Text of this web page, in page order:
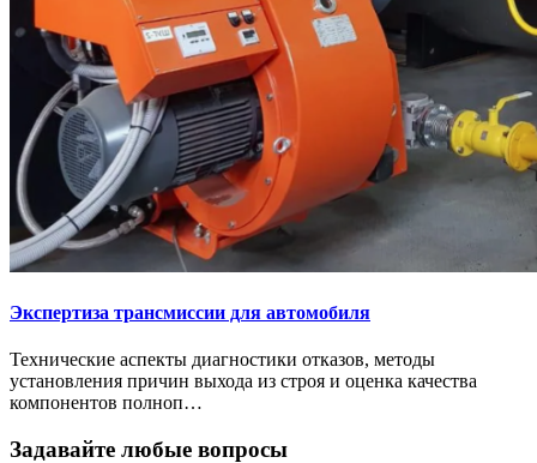
Экспертиза трансмиссии для автомобиля
Технические аспекты диагностики отказов, методы
установления причин выхода из строя и оценка качества
компонентов полноп…
Задавайте любые вопросы